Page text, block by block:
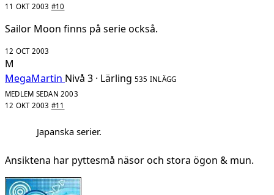
11 OKT 2003 #10
Sailor Moon finns på serie också.
12 OCT 2003
M
MegaMartin Nivå 3 · Lärling 535 INLÄGG
MEDLEM SEDAN 2003
12 OKT 2003 #11
Japanska serier.
Ansiktena har pyttesmå näsor och stora ögon & mun.